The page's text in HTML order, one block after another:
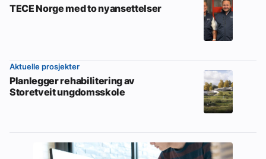
TECE Norge med to nyansettelser
Aktuelle prosjekter
Planlegger rehabilitering av
Storetveit ungdomsskole